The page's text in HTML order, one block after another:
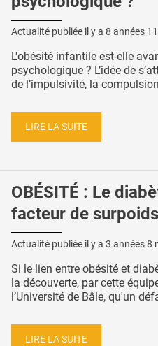
Actualité publiée il y a 8 années
L'obésité infantile est-elle
psychologique ? L’idée de
de l’impulsivité, la
LIRE LA SUITE
OBÉSITÉ : Le
facteur de
Actualité publiée il y a 3 années 8
Si le lien entre obésité et
la découverte, par cette
l’Université de Bâle, qu'un
LIRE LA SUITE